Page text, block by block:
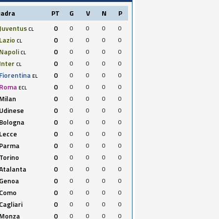
PT G V N P
Juventus CL 0 0 0 0
0
Lazio CL 0 0 0 0
0
Napoli CL 0 0 0 0
0
Inter CL 0 0 0 0
0
Fiorentina EL 0 0 0 0
0
Roma ECL 0 0 0 0
0
Milan 0 0 0 0
0
Udinese 0 0 0 0
0
Bologna 0 0 0 0
0
Lecce 0 0 0 0
0
Parma 0 0 0 0
0
Torino 0 0 0 0
0
0 0 0 0
0
Genoa 0 0 0 0
0
Como 0 0 0 0
0
Cagliari 0 0 0 0
0
Monza 0 0 0 0 0